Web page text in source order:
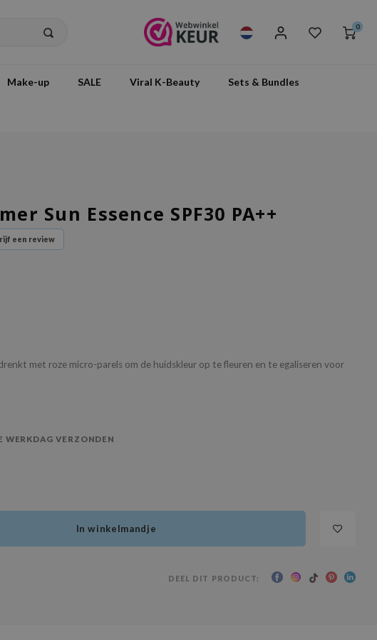
0
Make-up SALE Viral K-Beauty Sets & Bundles
Sun Essence SPF30 PA++
een review
met roze micro-parels om de huidskleur op te fleuren en te egaliseren voor
WERKDAG VERZONDEN
In winkelmandje
DEEL DIT PRODUCT: